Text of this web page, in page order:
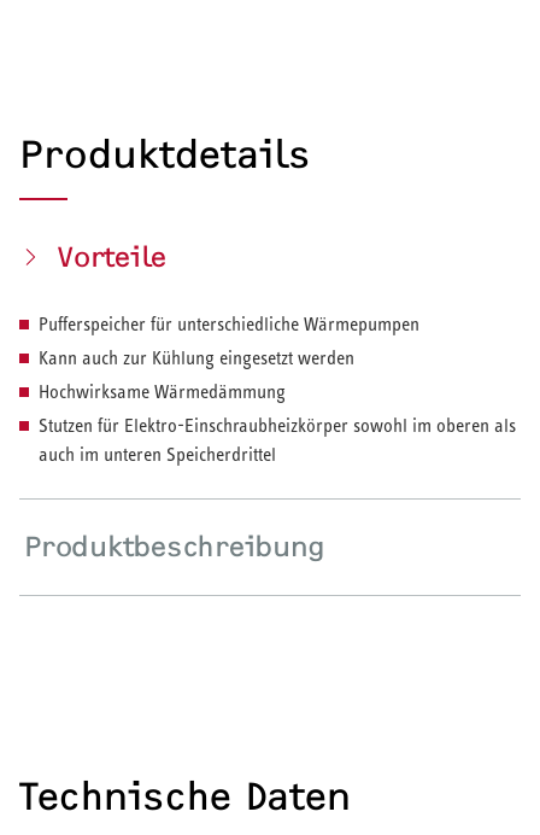
Nachtspeicherheizung
Produktdetails
Vorteile
Pufferspeicher für unterschiedliche Wärmepumpen
Kann auch zur Kühlung eingesetzt werden
Hochwirksame Wärmedämmung
Stutzen für Elektro-Einschraubheizkörper sowohl im oberen als
auch im unteren Speicherdrittel
Produktbeschreibung
Technische Daten